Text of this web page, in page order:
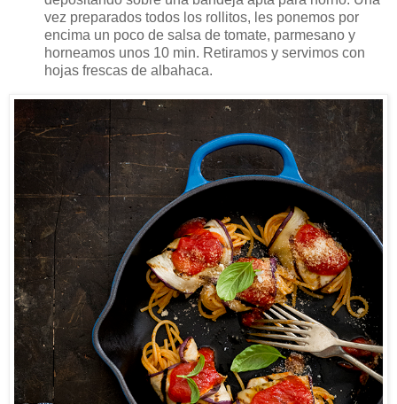
vez preparados todos los rollitos, les ponemos por
encima un poco de salsa de tomate, parmesano y
horneamos unos 10 min. Retiramos y servimos con
hojas frescas de albahaca.